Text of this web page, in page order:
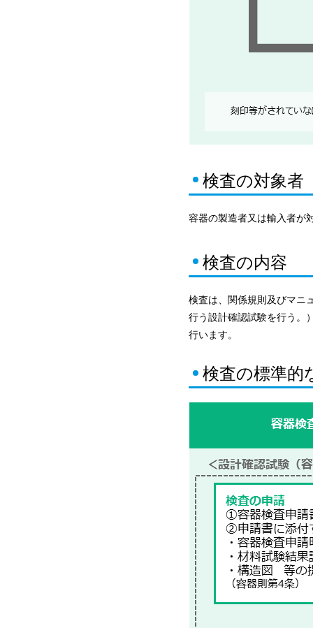
検査の対象者
容器の製造者又は輸入者が
検査の内容
検査は、関係規則及びマニ
行う設計確認試験を行う。
行います。
検査の標準的